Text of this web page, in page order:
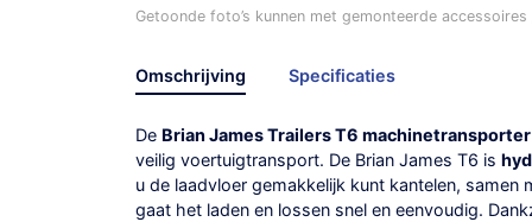
Getoonde foto’s kunnen met gemonteerde
Omschrijving Specificaties
De Brian James Trailers T6 machinetransporter
veilig voertuigtransport. De Brian James T6 is
u de laadvloer gemakkelijk kunt kantelen, samen
gaat het laden en lossen snel en eenvoudig.